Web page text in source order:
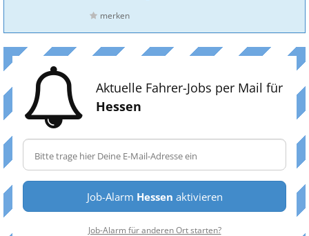
merken
Aktuelle Fahrer-Jobs per Mail für
Hessen
Job-Alarm Hessen aktivieren
Job-Alarm für anderen Ort starten?